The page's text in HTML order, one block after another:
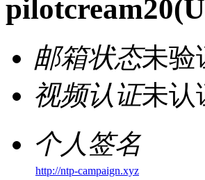
pilotcream20
邮箱状态未验
视频认证未认
个人签名
http://ntp-campaign.xyz